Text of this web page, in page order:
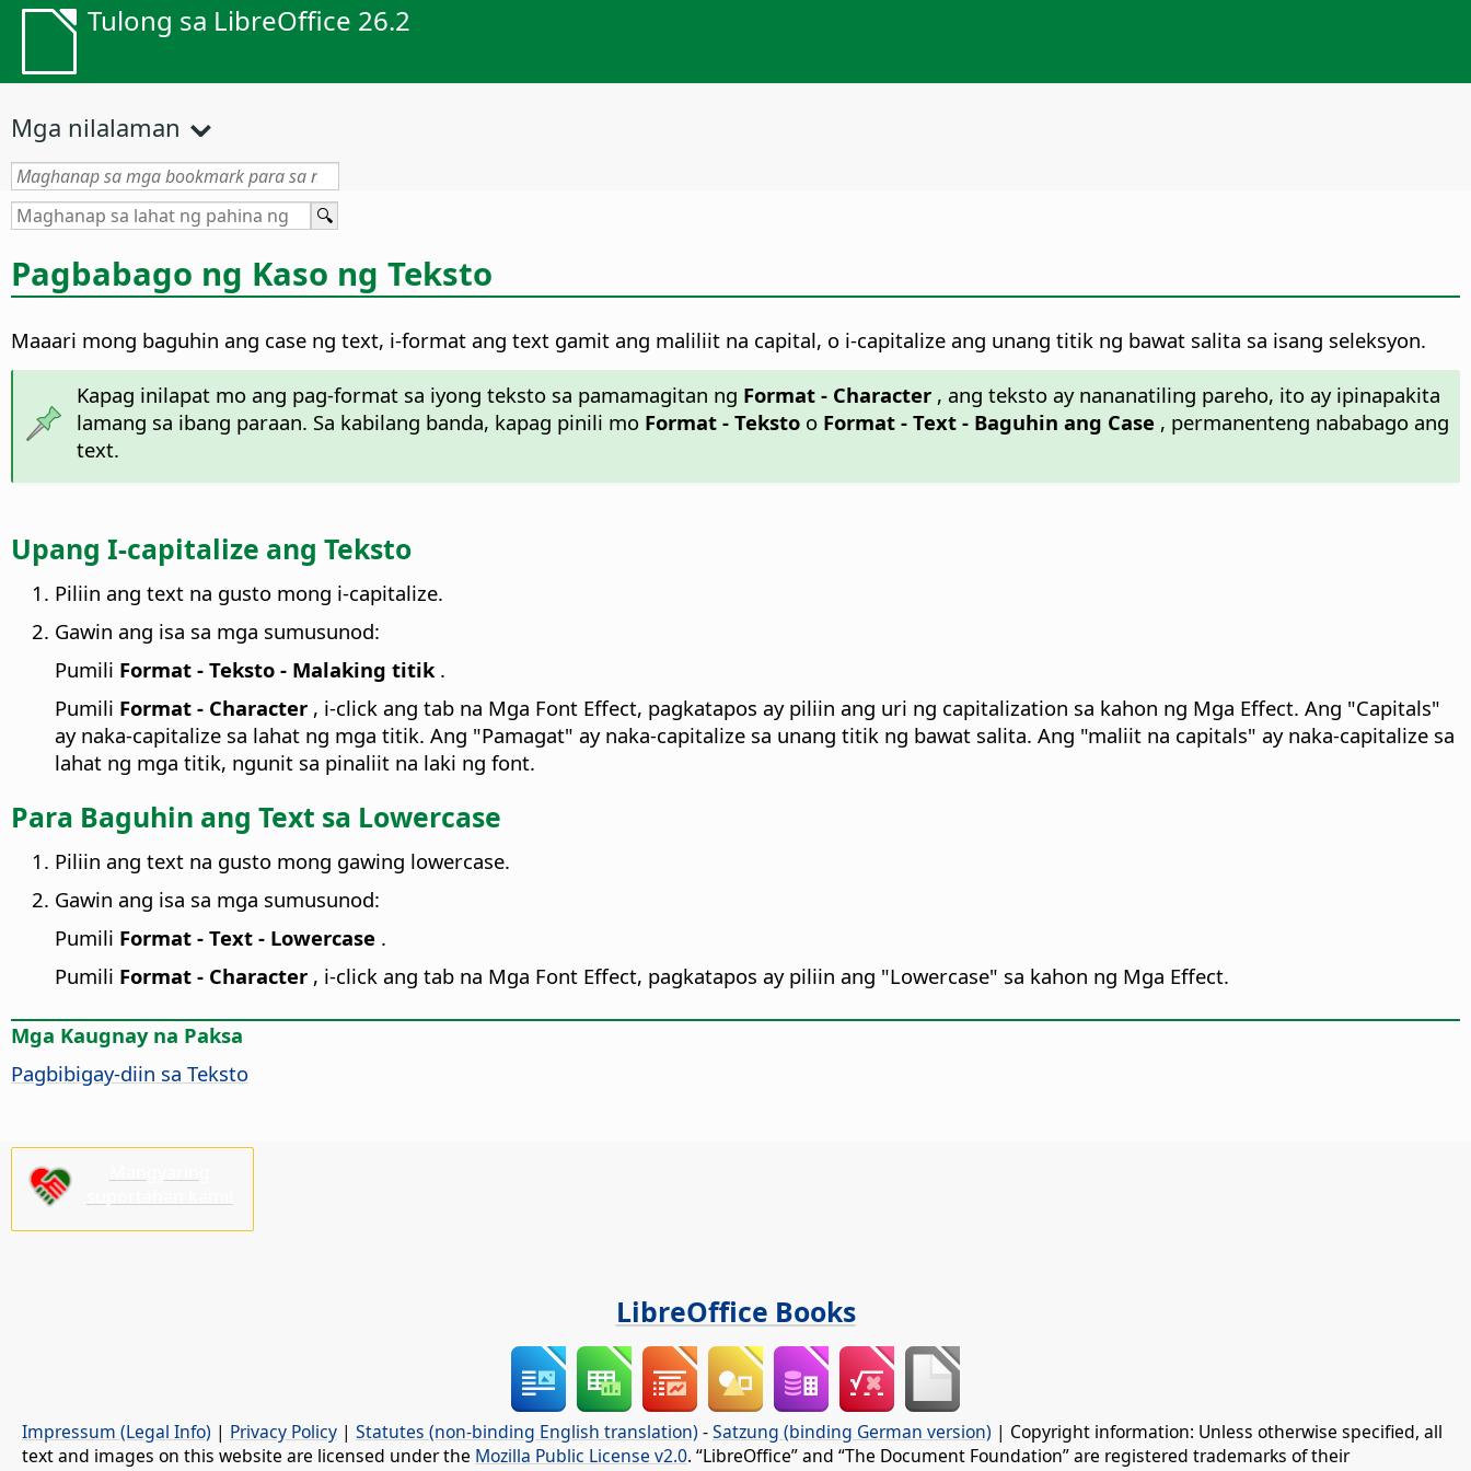
Tulong sa LibreOffice 26.2
Mga nilalaman
Pagbabago ng Kaso ng Teksto
Maaari mong baguhin ang case ng text, i-format ang text gamit ang maliliit na capital, o i-capitalize ang unang titik ng bawat salita sa isang seleksyon.
Kapag inilapat mo ang pag-format sa iyong teksto sa pamamagitan ng Format - Character, ang teksto ay nananatiling pareho, ito ay ipinapakita
lamang sa ibang paraan. Sa kabilang banda, kapag pinili moFormat - TekstooFormat - Text - Baguhin ang Case , permanenteng nababago ang
text.
Upang I-capitalize ang Teksto
Piliin ang text na gusto mong i-capitalize.
Gawin ang isa sa mga sumusunod:
Pumili Format - Teksto - Malaking titik .
Pumili Format - Character , i-click ang tab na Mga Font Effect, pagkatapos ay piliin ang uri ng capitalization sa kahon ng Mga Effect. Ang "Capitals"
ay naka-capitalize sa lahat ng mga titik. Ang "Pamagat" ay naka-capitalize sa unang titik ng bawat salita. Ang "maliit na capitals" ay naka-capitalize sa
lahat ng mga titik, ngunit sa pinaliit na laki ng font.
Para Baguhin ang Text sa Lowercase
Piliin ang text na gusto mong gawing lowercase.
Gawin ang isa sa mga sumusunod:
Pumili Format - Text - Lowercase .
Pumili Format - Character , i-click ang tab na Mga Font Effect, pagkatapos ay piliin ang "Lowercase" sa kahon ng Mga Effect.
Mga Kaugnay na Paksa
Pagbibigay-diin sa Teksto
LibreOffice Books
Impressum (Legal Info) | Privacy Policy | Statutes (non-binding English translation) -Satzung (binding German version) | Copyright information: Unless otherwise specified, all
text and images on this website are licensed under the Mozilla Public License v2.0. “LibreOffice” and “The Document Foundation” are registered trademarks of their